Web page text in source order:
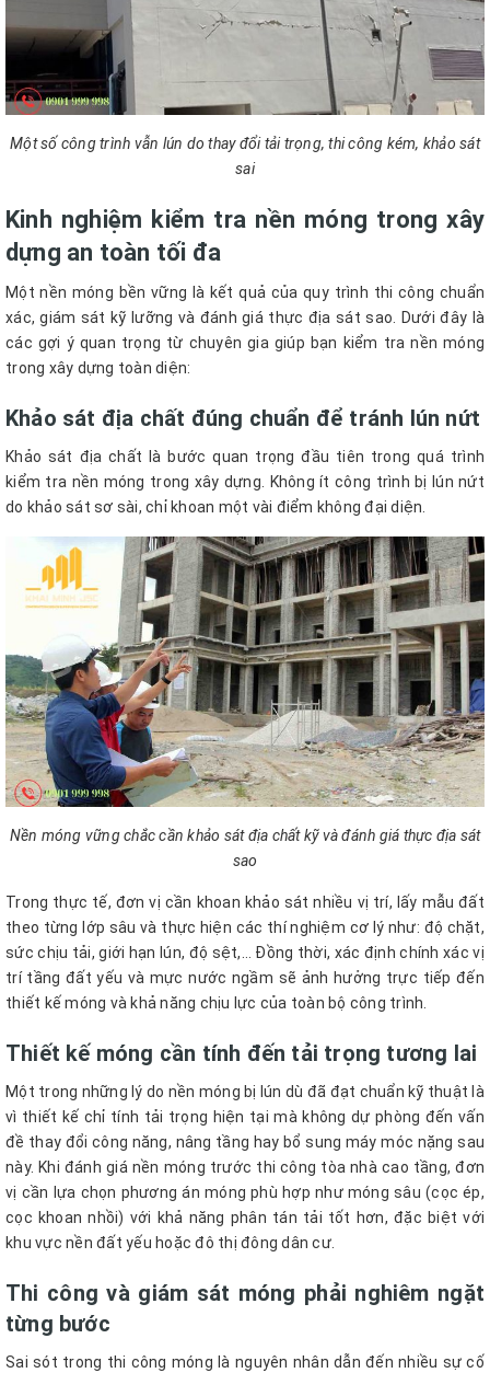
Một số công trình vẫn lún do thay đổi tải trọng, thi công kém, khảo sát
sai
Kinh nghiệm kiểm tra nền móng trong xây
dựng an toàn tối đa
Một nền móng bền vững là kết quả của quy trình thi công chuẩn
xác, giám sát kỹ lưỡng và đánh giá thực địa sát sao. Dưới đây là
các gợi ý quan trọng từ chuyên gia giúp bạn kiểm tra nền móng
trong xây dựng toàn diện:
Khảo sát địa chất đúng chuẩn để tránh lún nứt
Khảo sát địa chất là bước quan trọng đầu tiên trong quá trình
kiểm tra nền móng trong xây dựng. Không ít công trình bị lún nứt
do khảo sát sơ sài, chỉ khoan một vài điểm không đại diện.
Nền móng vững chắc cần khảo sát địa chất kỹ và đánh giá thực địa sát
sao
Trong thực tế, đơn vị cần khoan khảo sát nhiều vị trí, lấy mẫu đất
theo từng lớp sâu và thực hiện các thí nghiệm cơ lý như: độ chặt,
sức chịu tải, giới hạn lún, độ sệt,… Đồng thời, xác định chính xác vị
trí tầng đất yếu và mực nước ngầm sẽ ảnh hưởng trực tiếp đến
thiết kế móng và khả năng chịu lực của toàn bộ công trình.
Thiết kế móng cần tính đến tải trọng tương lai
Một trong những lý do nền móng bị lún dù đã đạt chuẩn kỹ thuật là
vì thiết kế chỉ tính tải trọng hiện tại mà không dự phòng đến vấn
đề thay đổi công năng, nâng tầng hay bổ sung máy móc nặng sau
này. Khi đánh giá nền móng trước thi công tòa nhà cao tầng, đơn
vị cần lựa chọn phương án móng phù hợp như móng sâu (cọc ép,
cọc khoan nhồi) với khả năng phân tán tải tốt hơn, đặc biệt với
khu vực nền đất yếu hoặc đô thị đông dân cư.
Thi công và giám sát móng phải nghiêm ngặt
từng bước
Sai sót trong thi công móng là nguyên nhân dẫn đến nhiều sự cố